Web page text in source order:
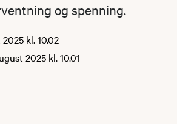
og spenning.
kl. 10.02
2025 kl. 10.01